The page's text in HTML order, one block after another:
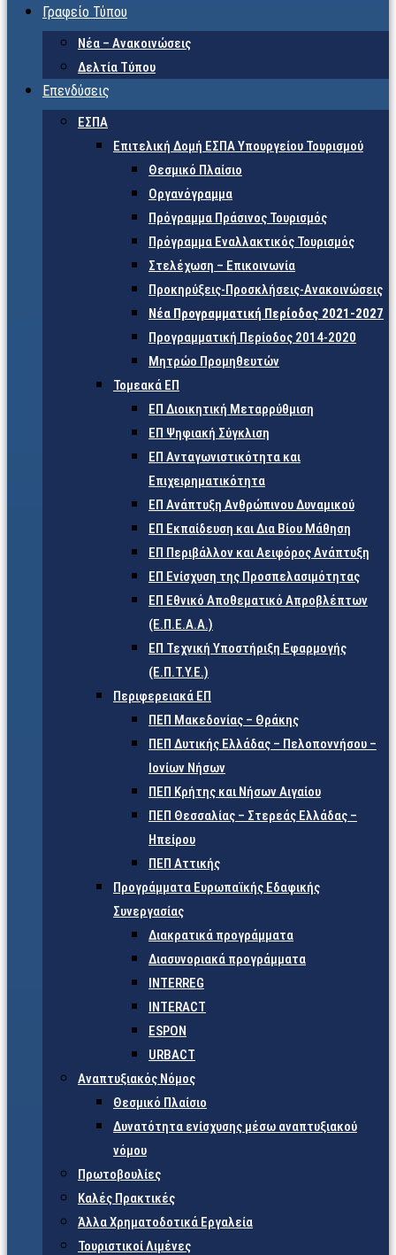
Γραφείο Τύπου
Νέα – Ανακοινώσεις
Δελτία Τύπου
Επενδύσεις
ΕΣΠΑ
Επιτελική Δομή ΕΣΠΑ Υπουργείου Τουρισμού
Θεσμικό Πλαίσιο
Οργανόγραμμα
Πρόγραμμα Πράσινος Τουρισμός
Πρόγραμμα Εναλλακτικός Τουρισμός
Στελέχωση – Επικοινωνία
Προκηρύξεις-Προσκλήσεις-Ανακοινώσεις
Νέα Προγραμματική Περίοδος 2021-2027
Προγραμματική Περίοδος 2014-2020
Μητρώο Προμηθευτών
Τομεακά ΕΠ
ΕΠ Διοικητική Μεταρρύθμιση
ΕΠ Ψηφιακή Σύγκλιση
ΕΠ Ανταγωνιστικότητα και
Επιχειρηματικότητα
ΕΠ Ανάπτυξη Ανθρώπινου Δυναμικού
ΕΠ Εκπαίδευση και Δια Βίου Μάθηση
ΕΠ Περιβάλλον και Αειφόρος Ανάπτυξη
ΕΠ Ενίσχυση της Προσπελασιμότητας
ΕΠ Εθνικό Αποθεματικό Απροβλέπτων
(Ε.Π.Ε.Α.Α.)
ΕΠ Τεχνική Υποστήριξη Εφαρμογής
(Ε.Π.Τ.Υ.Ε.)
Περιφερειακά ΕΠ
ΠΕΠ Μακεδονίας – Θράκης
ΠΕΠ Δυτικής Ελλάδας – Πελοποννήσου –
Ιονίων Νήσων
ΠΕΠ Κρήτης και Νήσων Αιγαίου
ΠΕΠ Θεσσαλίας – Στερεάς Ελλάδας –
Ηπείρου
ΠΕΠ Αττικής
Προγράμματα Ευρωπαϊκής Εδαφικής
Συνεργασίας
Διακρατικά προγράμματα
Διασυνοριακά προγράμματα
INTERREG
INTERACT
ESPON
URBACT
Αναπτυξιακός Νόμος
Θεσμικό Πλαίσιο
Δυνατότητα ενίσχυσης μέσω αναπτυξιακού
νόμου
Πρωτοβουλίες
Καλές Πρακτικές
Άλλα Χρηματοδοτικά Εργαλεία
Τουριστικοί Λιμένες